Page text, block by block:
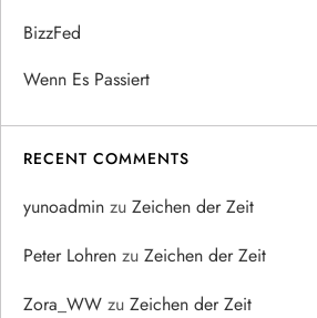
BizzFed
Wenn Es Passiert
RECENT COMMENTS
yunoadmin zu Zeichen der Zeit
Peter Lohren zu Zeichen der Zeit
Zora_WW zu Zeichen der Zeit